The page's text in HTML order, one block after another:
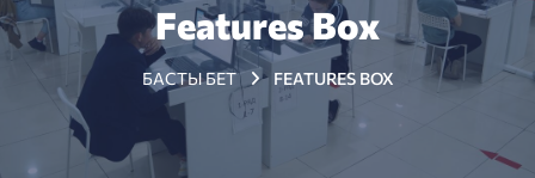
Features Box
БАСТЫ БЕТ FEATURES BOX